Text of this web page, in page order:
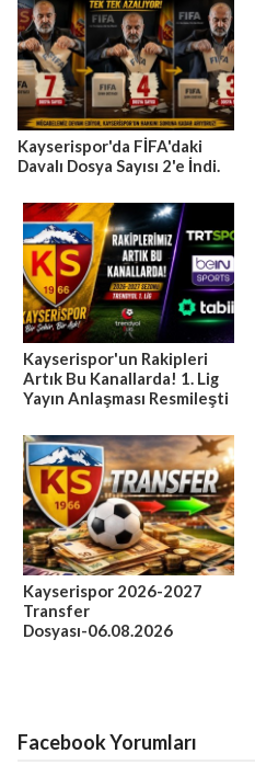
Kayserispor'da FİFA'daki
Davalı Dosya Sayısı 2'e İndi.
Kayserispor'un Rakipleri
Artık Bu Kanallarda! 1. Lig
Yayın Anlaşması Resmileşti
Kayserispor 2026-2027
Transfer
Dosyası-06.08.2026
Facebook Yorumları